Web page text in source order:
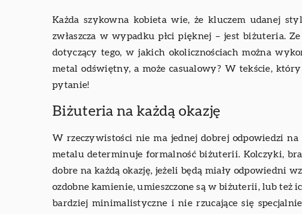
Każda szykowna kobieta wie, że kluczem udanej
zwłaszcza w wypadku płci pięknej – jest biżuteria.
dotyczący tego, w jakich okolicznościach można
metal odświętny, a może casualowy? W tekście,
pytanie!
Biżuteria na każdą okazję
W rzeczywistości nie ma jednej dobrej odpowiedzi
metalu determinuje formalność biżuterii. Kolczyki,
dobre na każdą okazję, jeżeli będą miały odpowiedni
ozdobne kamienie, umieszczone są w biżuterii, lub też
bardziej minimalistyczne i nie rzucające się